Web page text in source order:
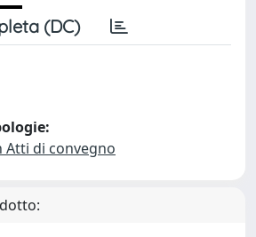
(DC)
Atti di convegno